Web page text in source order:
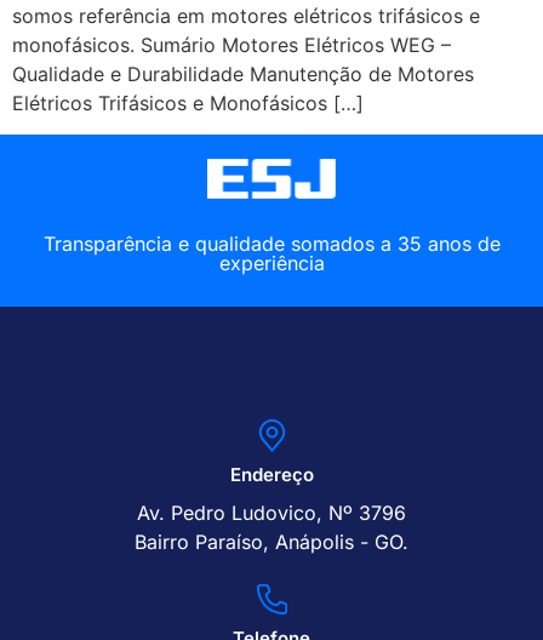
somos referência em motores elétricos trifásicos e
monofásicos. Sumário Motores Elétricos WEG –
Qualidade e Durabilidade Manutenção de Motores
Elétricos Trifásicos e Monofásicos […]
Transparência e qualidade somados a 35 anos de
experiência
Endereço
Av. Pedro Ludovico, Nº 3796
Bairro Paraíso, Anápolis - GO.